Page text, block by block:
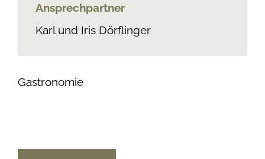
Ansprechpartner
Karl und Iris Dörflinger
Gastronomie